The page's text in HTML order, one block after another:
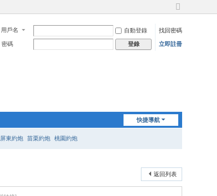
切
到
寬
用戶名 自動登錄
找回密碼
密碼
登錄 立即註冊
快捷導航
屏東約炮 苗栗約炮 桃園約炮
返回列表